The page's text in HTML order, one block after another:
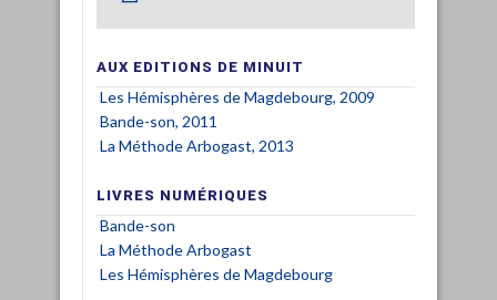
AUX EDITIONS DE MINUIT
Les Hémisphères de Magdebourg, 2009
Bande-son, 2011
La Méthode Arbogast, 2013
LIVRES NUMÉRIQUES
Bande-son
La Méthode Arbogast
Les Hémisphères de Magdebourg